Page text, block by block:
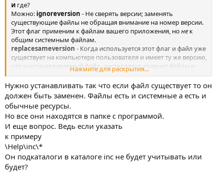
и где?
Можно: ignoreversion - Не сверять версии; заменять
существующие файлы не обращая внимание на номер версии.
Этот флаг применим к файлам вашего приложения, ноне к
общим системным файлам.
replacesameversion - Когда используется этот флаг и файл уже
существует на компьютере пользователя и имеет ту же версию,
что и устанавливаемый файл, инсталлятор сравнит файлы и
заменит существующий файл, если их содержание различается.
Если этот флаг не используется, существующий файл с тем же
номером версии не заменяется.
Нажмите для раскрытия...
Нужно устанавливать так что если файл существует то он
должен быть заменен. Файлы есть и системные а есть и
обычные ресурсы.
Но все они находятся в папке с программой.
И еще вопрос. Ведь если указать
к примеру
\Help\inc\*
Он подкаталоги в каталоге inc не будет учитывать или
будет?